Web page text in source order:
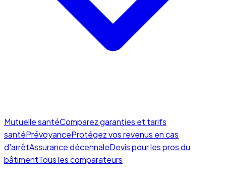
Mutuelle santéComparez garanties et tarifs
santéPrévoyanceProtégez vos revenus en cas
d'arrêtAssurance décennaleDevis pour les pros du
bâtimentTous les comparateurs